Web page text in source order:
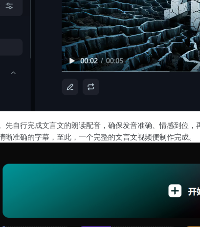
先自行完成文言文的朗读配音，确保发音准确、情感到位
准确的字幕，至此，一个完整的文言文视频便制作完成。